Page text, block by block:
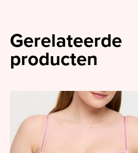
Gerelateerde
producten